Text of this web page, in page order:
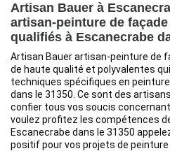
Artisan Bauer à
artisan-peinture de
qualifiés à Escanecrabe
Artisan Bauer artisan-peinture de
de haute qualité et polyvalentes
techniques spécifiques en
dans le 31350. Ce sont des
confier tous vos soucis
voulez profitez les compétences
Escanecrabe dans le 31350
positif pour vos projets de